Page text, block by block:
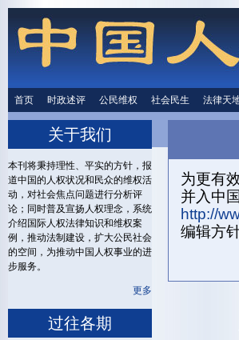
首页 时政述评 公民维权 社会民生 法律天
为更有
并入中
http://
编辑方
关于我们
本刊将秉持理性、平实的方针，报
道中国的人权状况和民众的维权活
动，对社会焦点问题进行分析评
论；同时普及宣扬人权理念，系统
介绍国际人权法律知识和维权案
例，推动法制建设，扩大公民社会
的空间，为推动中国人权事业的进
步服务。
更多
过往各期
时政述评 公民维权 社会民生 法